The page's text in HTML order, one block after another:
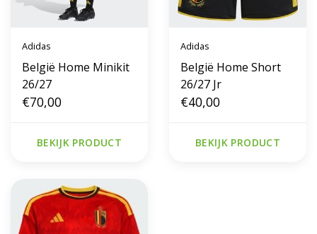
Adidas
België Home Minikit
26/27
€70,00
BEKIJK PRODUCT
Adidas
België Home Short
26/27 Jr
€40,00
BEKIJK PRODUCT